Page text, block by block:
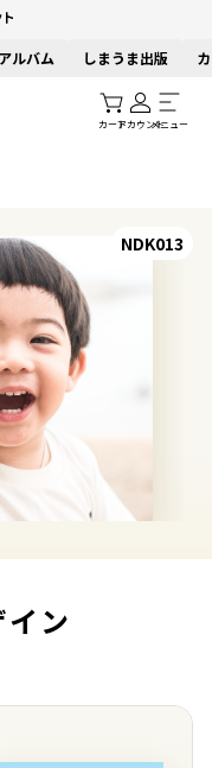
アルバム しまうま出版
カートアカウントメニュー
NDK013
ン